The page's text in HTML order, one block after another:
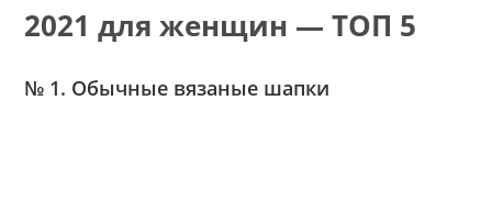
2021 для женщин — ТОП 5
№ 1. Обычные вязаные шапки